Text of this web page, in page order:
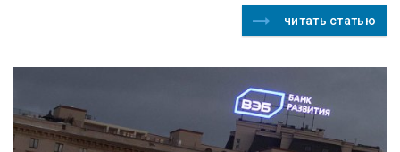
читать статью